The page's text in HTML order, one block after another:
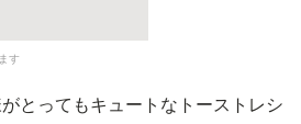
す
とってもキュートなトーストレシ